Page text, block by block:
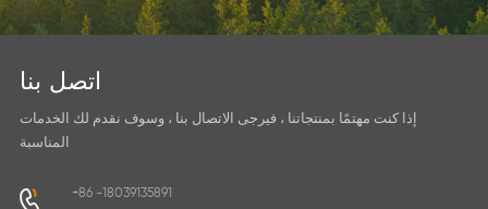
اتصل بنا
إذا كنت مهتمًا بمنتجاتنا ، فيرجى الاتصال بنا ، وسوف نقدم لك الخدمات
المناسبة
+86 -18039135891